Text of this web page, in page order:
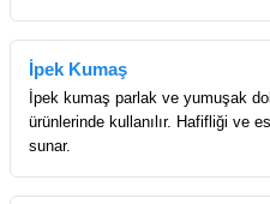
İpek Kumaş
İpek kumaş parlak ve yumuşak
ürünlerinde kullanılır. Hafifliği ve
sunar.